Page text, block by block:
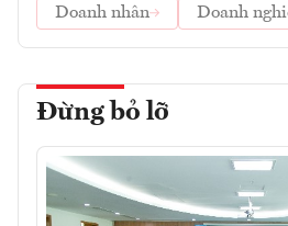
Doanh nhân
Doanh
Đừng bỏ lỡ